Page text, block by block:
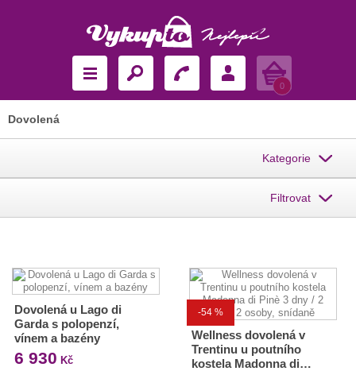
Košík
0
Dovolená
Kategorie
Filtrovat
Dovolená u Lago di
Garda s polopenzí,
vínem a bazény
6 930 Kč
-54 %
Wellness dovolená v
Trentinu u poutního
kostela Madonna di…